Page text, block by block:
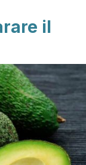
il